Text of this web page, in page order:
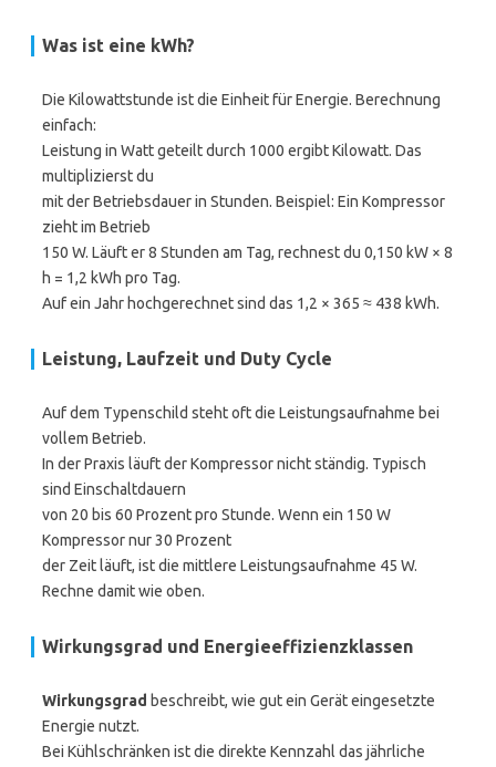
Was ist eine kWh?
Die Kilowattstunde ist die Einheit für Energie. Berechnung
einfach:
Leistung in Watt geteilt durch 1000 ergibt Kilowatt. Das
multiplizierst du
mit der Betriebsdauer in Stunden. Beispiel: Ein Kompressor
zieht im Betrieb
150 W. Läuft er 8 Stunden am Tag, rechnest du 0,150 kW × 8
h = 1,2 kWh pro Tag.
Auf ein Jahr hochgerechnet sind das 1,2 × 365 ≈ 438 kWh.
Leistung, Laufzeit und Duty Cycle
Auf dem Typenschild steht oft die Leistungsaufnahme bei
vollem Betrieb.
In der Praxis läuft der Kompressor nicht ständig. Typisch
sind Einschaltdauern
von 20 bis 60 Prozent pro Stunde. Wenn ein 150 W
Kompressor nur 30 Prozent
der Zeit läuft, ist die mittlere Leistungsaufnahme 45 W.
Rechne damit wie oben.
Wirkungsgrad und Energieeffizienzklassen
Wirkungsgrad beschreibt, wie gut ein Gerät eingesetzte
Energie nutzt.
Bei Kühlschränken ist die direkte Kennzahl das jährliche